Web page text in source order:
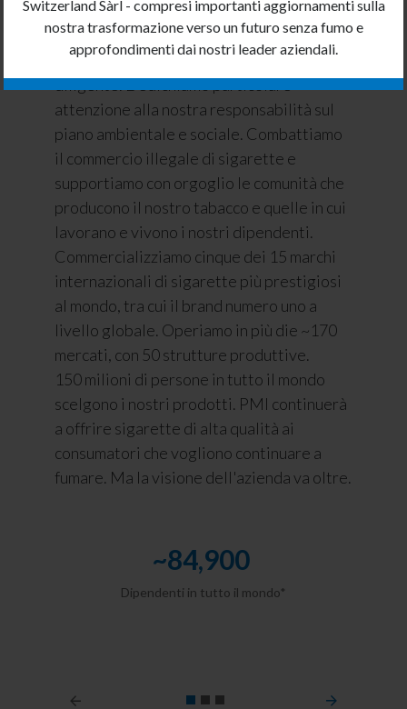
Switzerland Sàrl - compresi importanti aggiornamenti sulla
nostra trasformazione verso un futuro senza fumo e
approfondimenti dai nostri leader aziendali.
Ci impegniamo ad essere un eccellente
datore di lavoro ed un corporate citizen
diligente. Dedichiamo particolare
attenzione alla nostra responsabilità sul
piano ambientale e sociale. Combattiamo
il commercio illegale di sigarette e
supportiamo con orgoglio le comunità che
producono il nostro tabacco e quelle in cui
lavorano e vivono i nostri dipendenti.
Commercializziamo cinque dei 15 marchi
internazionali di sigarette più prestigiosi
al mondo, tra cui il brand numero uno a
livello globale. Operiamo in più die ~170
mercati, con 50 strutture produttive.
150 milioni di persone in tutto il mondo
scelgono i nostri prodotti. PMI continuerà
a offrire sigarette di alta qualità ai
consumatori che vogliono continuare a
fumare. Ma la visione dell'azienda va oltre.
~84,900
Dipendenti in tutto il mondo*